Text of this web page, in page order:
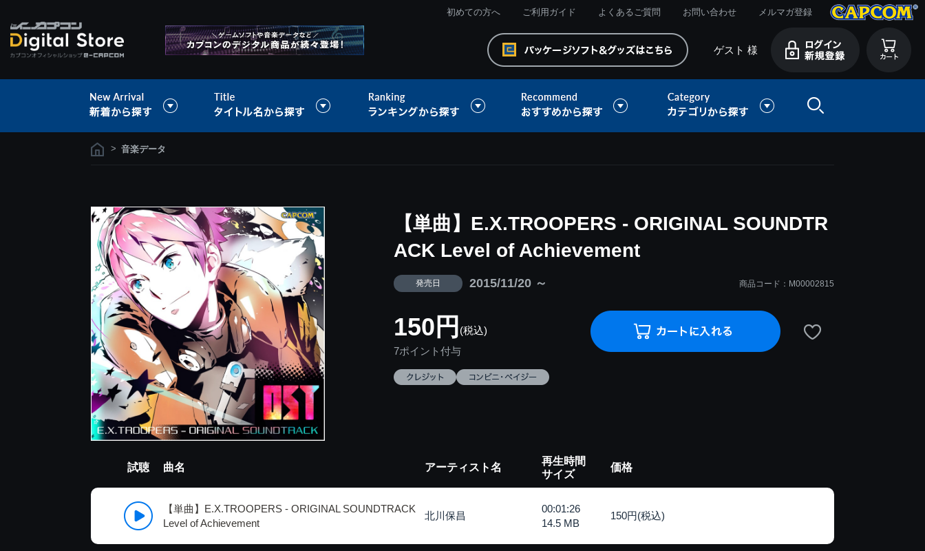
初めての方へ ご利用ガイド よくあるご質問 お問い合わせ メルマガ登録
ゲスト 様
> 音楽データ
【単曲】E.X.TROOPERS - ORIGINAL SOUNDTR
ACK Level of Achievement
発売日 2015/11/20 ～ 商品コード：M00002815
150円 (税込)
7ポイント付与
試聴 曲名 アーティスト名
再生時間
サイズ
価格
【単曲】E.X.TROOPERS - ORIGINAL SOUNDTRACK
Level of Achievement
北川保昌
00:01:26
14.5 MB
150円(税込)